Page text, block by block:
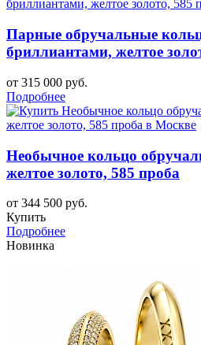
Парные обручальные
бриллиантами, желтое
от 315 000 руб.
Подробнее
Необычное кольцо
желтое золото, 585 проба
от 344 500 руб.
Купить
Подробнее
Новинка